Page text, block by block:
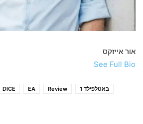
אור אייזקס
See Full Bio
DICE EA Review
באטלפילד 1